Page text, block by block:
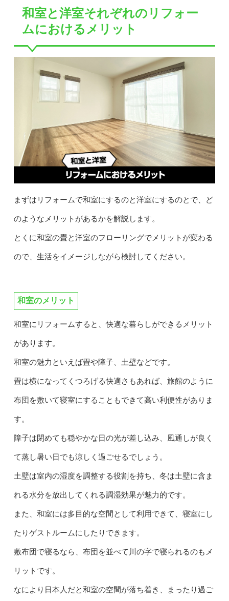
和室と洋室それぞれのリフォー
ムにおけるメリット
まずはリフォームで和室にするのと洋室にするのとで、ど
のようなメリットがあるかを解説します。
とくに和室の畳と洋室のフローリングでメリットが変わる
ので、生活をイメージしながら検討してください。
和室のメリット
和室にリフォームすると、快適な暮らしができるメリット
があります。
和室の魅力といえば畳や障子、土壁などです。
畳は横になってくつろげる快適さもあれば、旅館のように
布団を敷いて寝室にすることもできて高い利便性がありま
す。
障子は閉めても穏やかな日の光が差し込み、風通しが良く
て蒸し暑い日でも涼しく過ごせるでしょう。
土壁は室内の湿度を調整する役割を持ち、冬は土壁に含ま
れる水分を放出してくれる調湿効果が魅力的です。
また、和室には多目的な空間として利用できて、寝室にし
たりゲストルームにしたりできます。
敷布団で寝るなら、布団を並べて川の字で寝られるのもメ
リットです。
なにより日本人だと和室の空間が落ち着き、まったり過ご